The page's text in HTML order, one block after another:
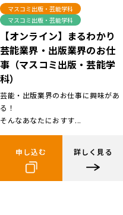
マスコミ出版・芸能学科
マスコミ出版・芸能学科
【オンライン】まるわかり
芸能業界・出版業界のお仕
事（マスコミ出版・芸能学
科）
芸能・出版業界のお仕事に興味があ
る！
そんなあなたにおすす...
申し込む 詳しく見る